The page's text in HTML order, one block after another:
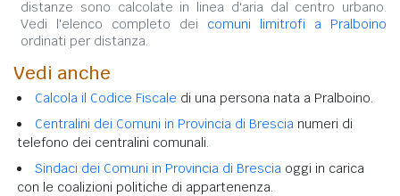
distanze sono calcolate in linea d'aria dal centro urbano.
Vedi l'elenco completo dei comuni limitrofi a Pralboino
ordinati per distanza.
Vedi anche
Calcola il Codice Fiscale di una persona nata a Pralboino.
Centralini dei Comuni in Provincia di Brescia numeri di
telefono dei centralini comunali.
Sindaci dei Comuni in Provincia di Brescia oggi in carica
con le coalizioni politiche di appartenenza.